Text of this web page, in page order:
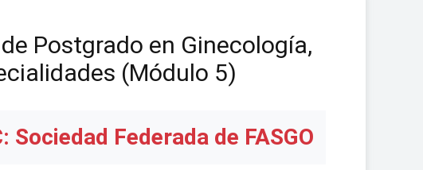
Postgrado en Ginecología,
(Módulo 5)
Sociedad Federada de FASGO